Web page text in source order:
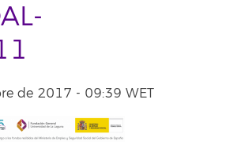
de 2017 - 09:39 WET